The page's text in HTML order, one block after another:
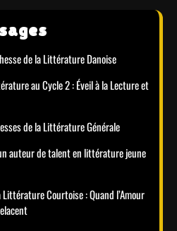
de la Littérature Danoise
au Cycle 2 : Éveil à la Lecture et
de la Littérature Générale
auteur de talent en littérature jeune
Courtoise : Quand l’Amour